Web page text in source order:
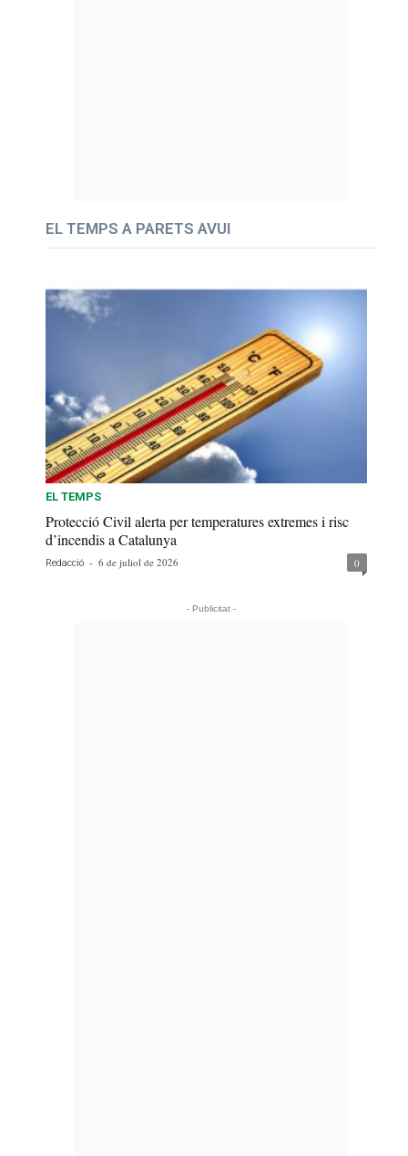
EL TEMPS A PARETS AVUI
EL TEMPS
Protecció Civil alerta per temperatures extremes i risc
d’incendis a Catalunya
Redacció - 6 de juliol de 2026 0
- Publicitat -